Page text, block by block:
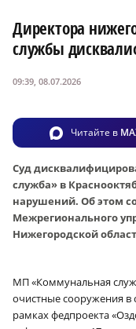
Директора
службы
09:39, 08.07.2026
Читайте в
Суд
служба» в
нарушений. Об этом
Межрегионального
Нижегородской
МП «Коммунальная
очистные сооружения в
рамках федпроекта